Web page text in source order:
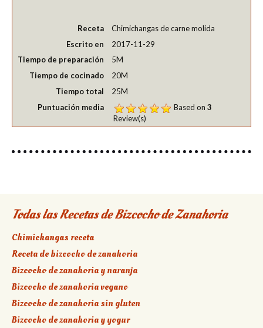
Receta
Chimichangas de carne molida
Escrito en
2017-11-29
Tiempo de preparación
5M
Tiempo de cocinado
20M
Tiempo total
25M
Puntuación media
Based on 3
Review(s)
Todas las Recetas de Bizcocho de Zanahoria
Chimichangas receta
Receta de bizcocho de zanahoria
Bizcocho de zanahoria y naranja
Bizcocho de zanahoria vegano
Bizcocho de zanahoria sin gluten
Bizcocho de zanahoria y yogur